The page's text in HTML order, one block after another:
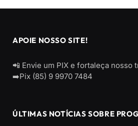
APOIE NOSSO SITE!
📲 Envie um PIX e fortaleça nosso
➡️Pix (85) 9 9970 7484
ÚLTIMAS NOTÍCIAS SOBRE